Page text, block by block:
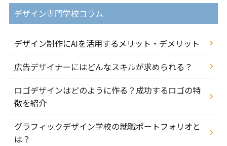
デザイン専門学校コラム
デザイン制作にAIを活用するメリット・デメリット
広告デザイナーにはどんなスキルが求められる？
ロゴデザインはどのように作る？成功するロゴの特
徴を紹介
グラフィックデザイン学校の就職ポートフォリオと
は？